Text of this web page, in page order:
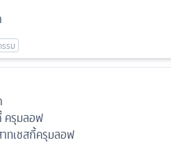
ครุมลอฟ
ทเชสกี้ครุมลอฟ